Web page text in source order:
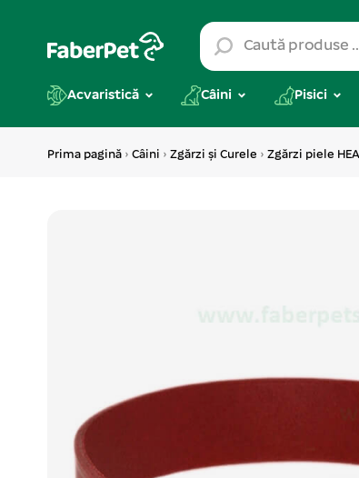
Acvaristică Câini Pisici
Prima pagină › Câini › Zgărzi și Curele › Zgărzi piele